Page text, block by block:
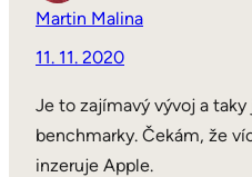
Martin Malina
11. 11. 2020
Je to zajímavý vývoj a
benchmarky. Čekám, že
inzeruje Apple.